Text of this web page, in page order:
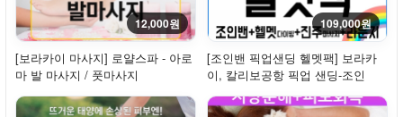
12,000원
[보라카이 마사지] 로얄스파 - 아로
마 발 마사지 / 풋마사지
109,000원
[조인밴 픽업샌딩 헬멧팩] 보라카
이, 칼리보공항 픽업 샌딩-조인